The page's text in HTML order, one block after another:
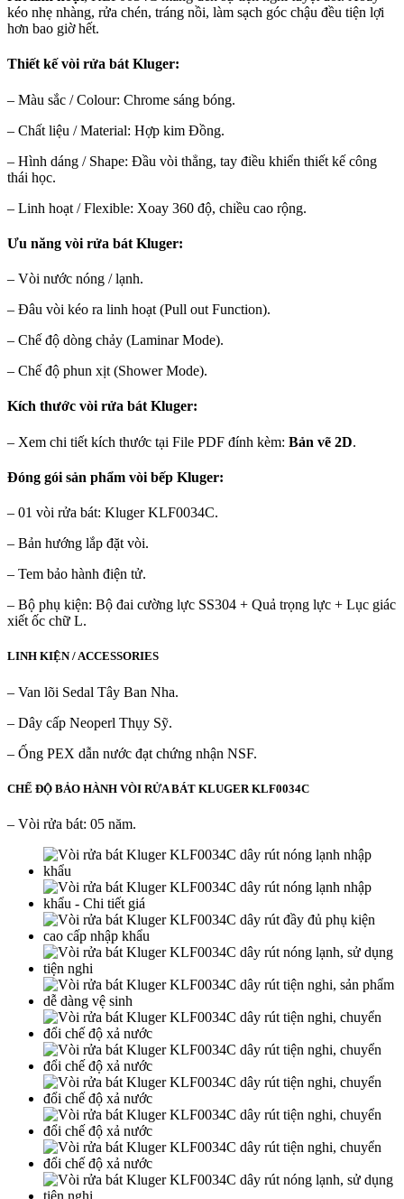
kéo nhẹ nhàng, rửa chén, tráng nồi, làm sạch góc chậu đều tiện lợi
hơn bao giờ hết.
Thiết kế vòi rửa bát Kluger:
– Màu sắc / Colour: Chrome sáng bóng.
– Chất liệu / Material: Hợp kim Đồng.
– Hình dáng / Shape: Đầu vòi thẳng, tay điều khiển thiết kế công
thái học.
– Linh hoạt / Flexible: Xoay 360 độ, chiều cao rộng.
Ưu năng vòi rửa bát Kluger:
– Vòi nước nóng / lạnh.
– Đâu vòi kéo ra linh hoạt (Pull out Function).
– Chế độ dòng chảy (Laminar Mode).
– Chế độ phun xịt (Shower Mode).
Kích thước vòi rửa bát Kluger:
– Xem chi tiết kích thước tại File PDF đính kèm: Bản vẽ 2D.
Đóng gói sản phẩm vòi bếp Kluger:
– 01 vòi rửa bát: Kluger KLF0034C.
– Bản hướng lắp đặt vòi.
– Tem bảo hành điện tử.
– Bộ phụ kiện: Bộ đai cường lực SS304 + Quả trọng lực + Lục giác
xiết ốc chữ L.
LINH KIỆN / ACCESSORIES
– Van lõi Sedal Tây Ban Nha.
– Dây cấp Neoperl Thụy Sỹ.
– Ống PEX dẫn nước đạt chứng nhận NSF.
CHẾ ĐỘ BẢO HÀNH VÒI RỬA BÁT KLUGER KLF0034C
– Vòi rửa bát: 05 năm.